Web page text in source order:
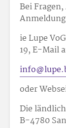
Bei
ie Lupe
19, E-Mail
oder
Die
B-4780